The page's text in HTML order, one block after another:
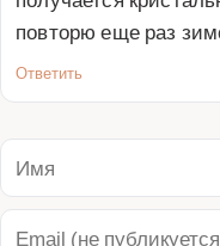
повторю еще раз
Ответить